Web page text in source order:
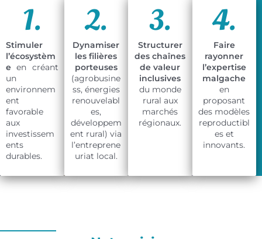
1.
Stimuler
l’écosystèm
e en créant
un
environnem
ent
favorable
aux
investissem
ents
durables.
2.
Dynamiser
les filières
porteuses
(agrobusine
ss, énergies
renouvelabl
es,
développem
ent rural) via
l’entreprene
uriat local.
3.
Structurer
des chaînes
de valeur
inclusives
du monde
rural aux
marchés
régionaux.
4.
Faire
rayonner
l’expertise
malgache
en
proposant
des modèles
reproductibl
es et
innovants.